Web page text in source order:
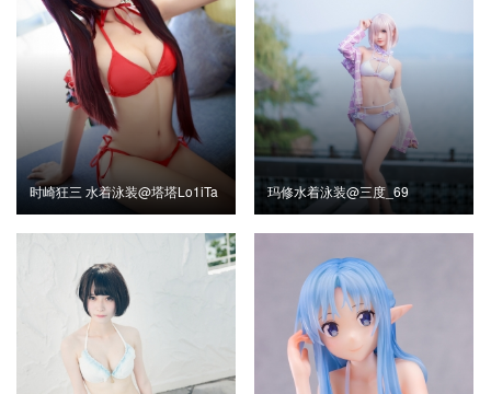
时崎狂三 水着泳装@塔塔Lo1iTa 玛修水着泳装@三度_69